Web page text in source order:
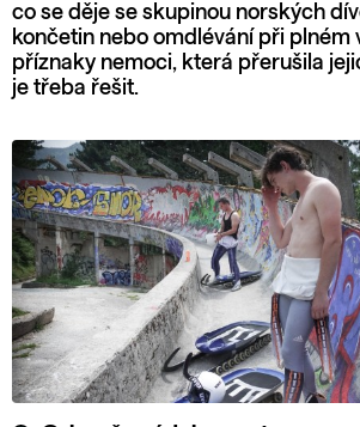
co se děje se skupinou norských
končetin nebo omdlévání při plném
příznaky nemoci, která přerušila
je třeba řešit.